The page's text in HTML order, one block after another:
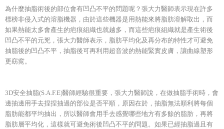
為什麼抽脂術後的部位會有凹凸不平的問題呢？張大力醫師表示現在許多
標榜非侵入式的溶脂機器，由於這些機器是用熱能來將脂肪溶解取出，而
如果熱能太多會產生的疤痕組織也就越多，而這些疤痕組織就是產生術後
凹凸不平的元兇，張大力醫師表示，脂肪平均化及再分布的特性才可避免
抽脂後的凹凸不平，抽脂後可再利用超音波的熱能緊實皮膚，讓曲線塑形
更窈窕。
3D安全抽脂(S.A.F.E)醫師經驗很重要，張大力醫師說，在做抽脂手術時，會
邊抽邊用手去捏捏抽過的部位是否平順，原因在於，抽脂無法順利將每個
脂肪能都平均抽出，所以醫師會用手去感覺哪些地方有多餘的脂肪，再將
脂肪層平均化，這樣就可避免術後凹凸不平的問題。如果已經抽脂過且有